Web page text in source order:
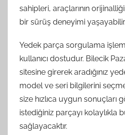
sahipleri, araçlarının
bir sürüş deneyimi yaşayabilir.
Yedek parça sorgulama
kullanıcı dostudur. Bilecik
sitesine girerek aradığınız
model ve seri bilgilerini
size hızlıca uygun sonuçları
istediğiniz parçayı kolaylıkla
sağlayacaktır.